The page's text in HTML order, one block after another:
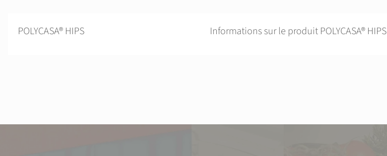
POLYCASA® HIPS Informations sur le produit POLYCASA® HIPS